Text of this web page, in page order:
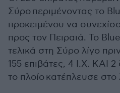
Σύρο περιμένοντας το
προκειμένου να
προς τον Πειραιά. Το
τελικά στη Σύρο λίγο
155 επιβάτες, 4 I.X. KAI 2
το πλοίο κατέπλευσε στο